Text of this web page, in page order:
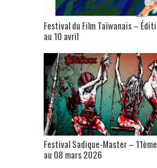
Festival du Film Taïwanais –
au 10 avril
Festival Sadique-Master –
au 08 mars 2026